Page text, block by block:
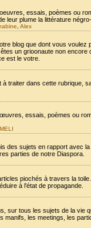
essais, poèmes ou
leur plume la littérature négro-
Alex
blog que dont vous
un grioonaute non
est le votre.
traiter dans cette rubrique,
essais, poèmes ou
des sujets en rapport avec
parties de notre Diaspora.
piochés à travers la
à l'état de propagande.
sur tous les sujets de la vie
les meetings, les